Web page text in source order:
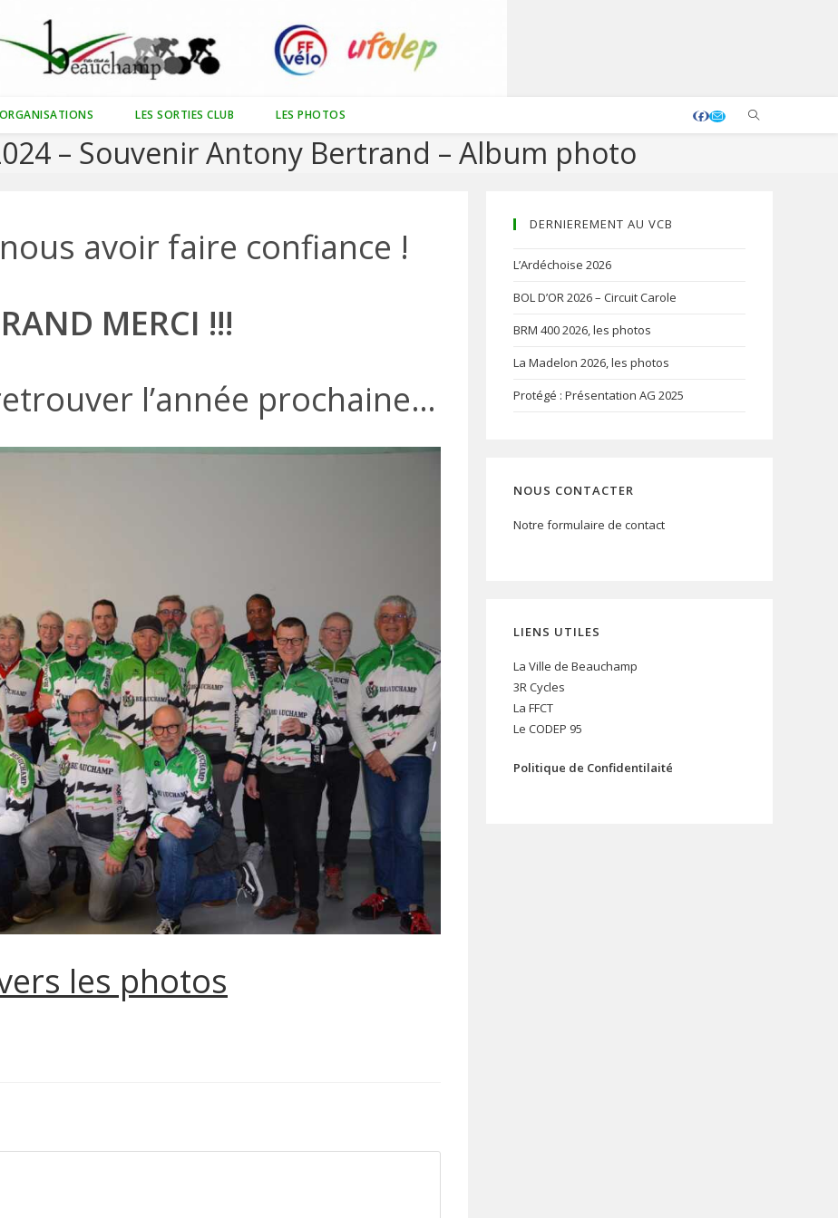
LES SORTIES CLUB LES PHOTOS
– Souvenir Antony Bertrand – Album photo
avoir faire confiance !
MERCI !!!
l’année prochaine…
les photos
DERNIEREMENT AU VCB
L’Ardéchoise 2026
BOL D’OR 2026 – Circuit Carole
BRM 400 2026, les photos
La Madelon 2026, les photos
Protégé : Présentation AG 2025
NOUS CONTACTER
Notre formulaire de contact
LIENS UTILES
La Ville de Beauchamp
3R Cycles
La FFCT
Le CODEP 95
Politique de Confidentilaité